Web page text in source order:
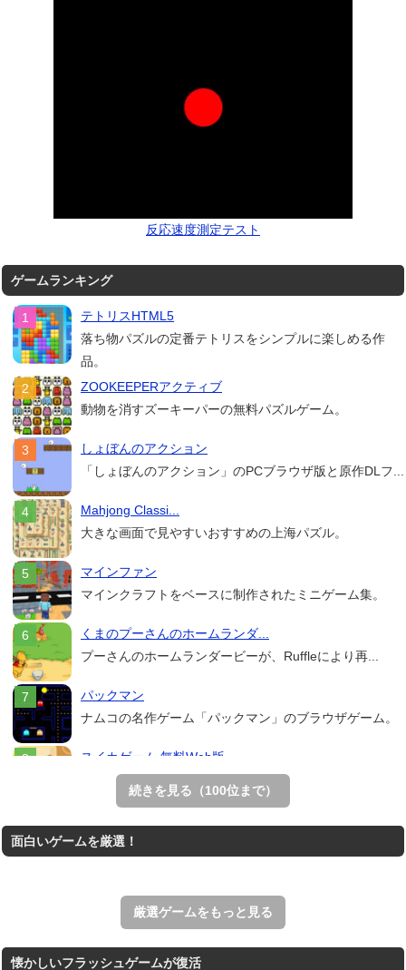
反応速度測定テスト
ゲームランキング
テトリスHTML5
落ち物パズルの定番テトリスをシンプルに楽しめる作
品。
ZOOKEEPERアクティブ
動物を消すズーキーパーの無料パズルゲーム。
しょぼんのアクション
「しょぼんのアクション」のPCブラウザ版と原作DLフ...
Mahjong Classi...
大きな画面で見やすいおすすめの上海パズル。
マインファン
マインクラフトをベースに制作されたミニゲーム集。
くまのプーさんのホームランダ...
プーさんのホームランダービーが、Ruffleにより再...
パックマン
ナムコの名作ゲーム「パックマン」のブラウザゲーム。
スイカゲーム 無料Web版
スイカゲームをスクラッチで再現した無料Web版。
リアルな麻雀牌を使う18種類の上海ゲーム。
すべての矢印を画面外へ導くパズルゲーム。
続きを見る（100位まで）
面白いゲームを厳選！
厳選ゲームをもっと見る
懐かしいフラッシュゲームが復活